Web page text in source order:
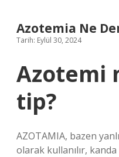
Azotemia Ne
Tarih: Eylül 30, 2024
Azotemi
tip?
AZOTAMIA, bazen
olarak kullanılır,